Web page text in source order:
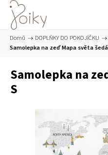
Domů / DOPLŇKY DO POKOJÍČKU /
Samolepka na zeď Mapa světa
Samolepka na
S